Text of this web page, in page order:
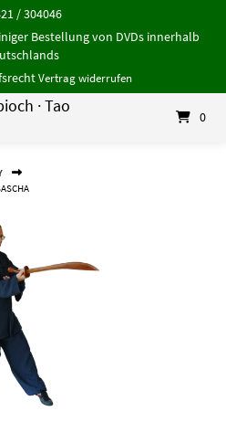
/ 304046
Bestellung von DVDs innerhalb
Vertrag widerrufen
· Tao
0